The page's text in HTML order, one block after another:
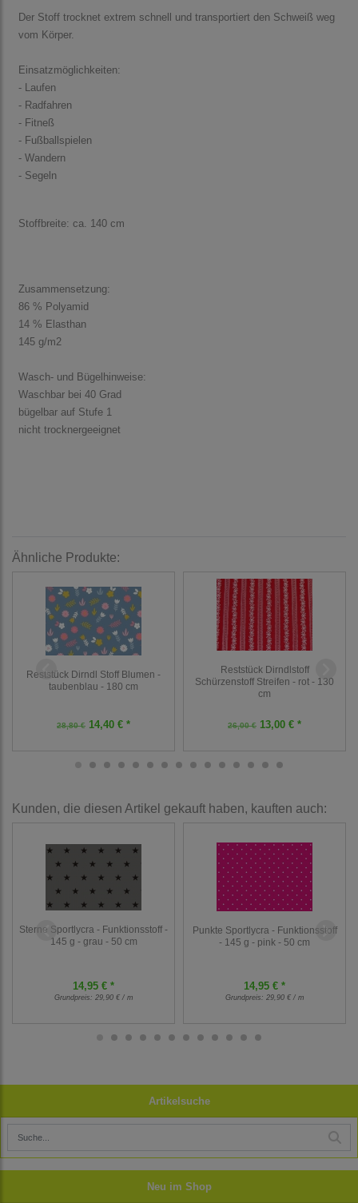
Artikelsuche
Neu im Shop
Der Stoff trocknet extrem schnell und transportiert den Schweiß weg
vom Körper.
Einsatzmöglichkeiten:
- Laufen
- Radfahren
- Fitneß
- Fußballspielen
- Wandern
- Segeln
Stoffbreite: ca. 140 cm
Zusammensetzung:
86 % Polyamid
14 % Elasthan
145 g/m2
Wasch- und Bügelhinweise:
Waschbar bei 40 Grad
bügelbar auf Stufe 1
nicht trocknergeeignet
Ähnliche Produkte:
Reststück Dirndl Stoff Blumen -
taubenblau - 180 cm
28,80 € 14,40 € *
Reststück Dirndlstoff
Schürzenstoff Streifen - rot - 130
cm
26,00 € 13,00 € *
Kunden, die diesen Artikel gekauft haben, kauften auch:
Sterne Sportlycra - Funktionsstoff -
145 g - grau - 50 cm
14,95 € *
Grundpreis: 29,90 € / m
Punkte Sportlycra - Funktionsstoff
- 145 g - pink - 50 cm
14,95 € *
Grundpreis: 29,90 € / m